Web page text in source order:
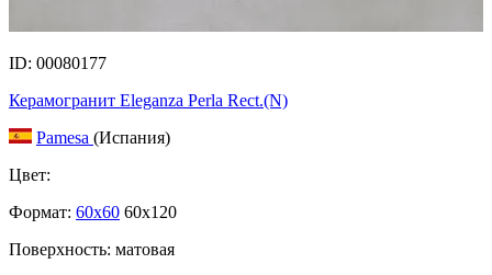
ID: 00080177
Керамогранит Eleganza Perla Rect.(N)
Pamesa (Испания)
Цвет:
Формат: 60x60 60x120
Поверхность: матовая